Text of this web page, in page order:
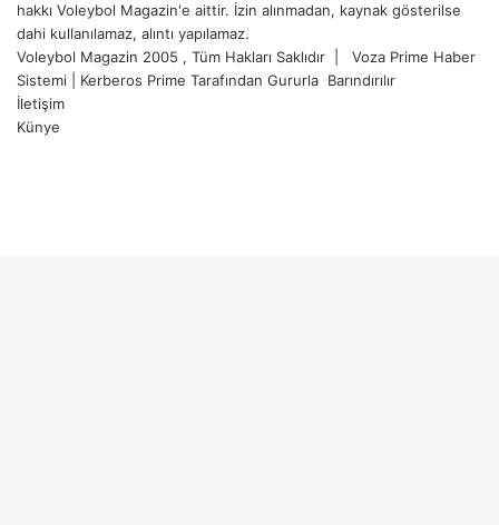
hakkı Voleybol Magazin'e aittir. İzin alınmadan, kaynak gösterilse
dahi kullanılamaz, alıntı yapılamaz.
Voleybol Magazin 2005 , Tüm Hakları Saklıdır | Voza Prime Haber
Sistemi
Kerberos Prime Tarafından Gururla Barındırılır
İletişim
Künye